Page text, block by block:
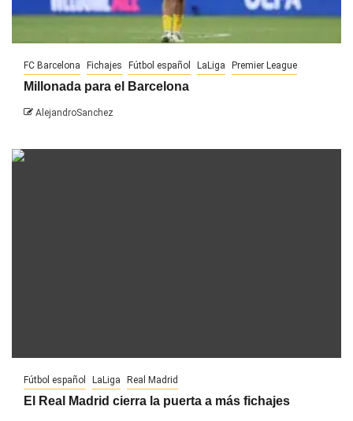
FC Barcelona Fichajes Fútbol español LaLiga Premier League
Millonada para el Barcelona
AlejandroSanchez
Fútbol español LaLiga Real Madrid
El Real Madrid cierra la puerta a más fichajes